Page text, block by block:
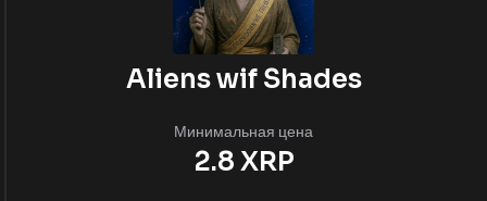
Aliens wif Shades
Минимальная цена
2.8 XRP